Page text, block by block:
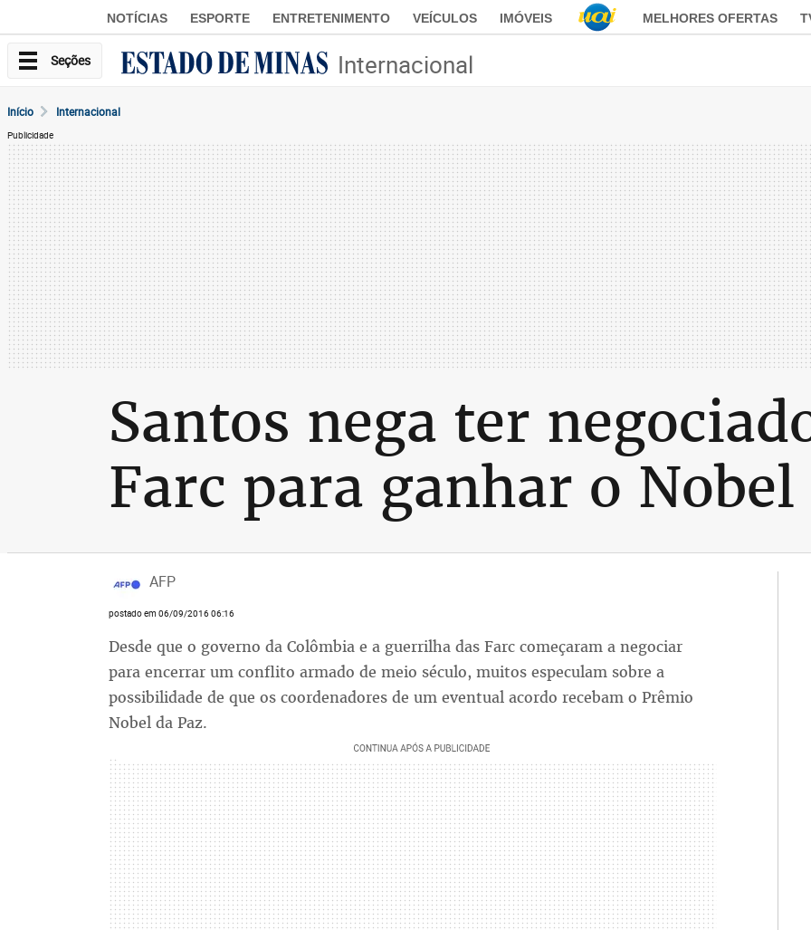
NOTÍCIAS ESPORTE ENTRETENIMENTO VEÍCULOS IMÓVEIS MELHORES OFERTAS
Seções Internacional
Início Internacional
Publicidade
Santos nega ter
Farc para ganhar o Nobel
AFP
postado em 06/09/2016 06:16
Desde que o governo da Colômbia e a guerrilha das Farc começaram a negociar
para encerrar um conflito armado de meio século, muitos especulam sobre a
possibilidade de que os coordenadores de um eventual acordo recebam o Prêmio
Nobel da Paz.